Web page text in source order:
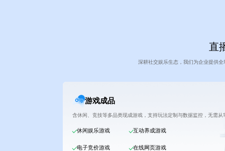
直
深耕社交娱乐生态，我们为企业提供
游戏成品
含休闲、竞技等多品类现成游戏，支持玩法定制与数据监控，无需从
休闲娱乐游戏 互动养成游戏
电子竞价游戏 在线网页游戏